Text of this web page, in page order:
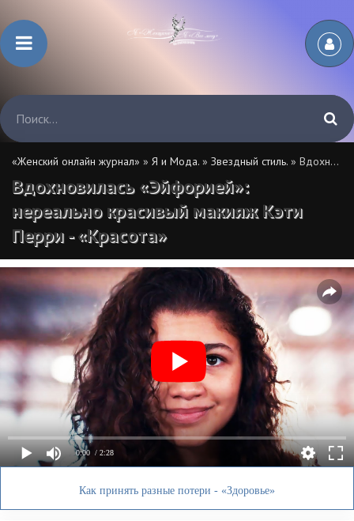
«Женский онлайн журнал» » Я и Мода. » Звездный стиль. » Вдохновилась «Эйфорией»: нереально красивый макияж Кэти Перри - «Красота»
Вдохновилась «Эйфорией»:
нереально красивый макияж Кэти
Перри - «Красота»
0:00 / 2:28
Как принять разные потери - «Здоровье»